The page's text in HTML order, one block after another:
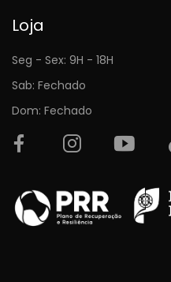
Loja
Seg - Sex: 9H - 18H
Sab: Fechado
Dom: Fechado